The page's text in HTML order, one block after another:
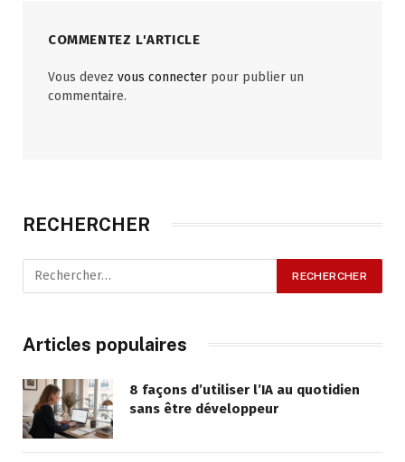
COMMENTEZ L'ARTICLE
Vous devez vous connecter pour publier un
commentaire.
RECHERCHER
Articles populaires
8 façons d’utiliser l’IA au quotidien
sans être développeur